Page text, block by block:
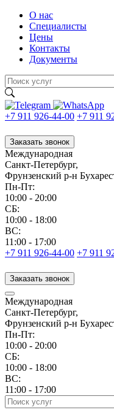
О нас
Специалисты
Цены
Контакты
Документы
+7 911 926-44-00 +7 911
Заказать звонок
Международная
Санкт-Петербург,
Фрунзенский р-н
Пн-Пт:
10:00 - 20:00
CБ:
10:00 - 18:00
ВС:
11:00 - 17:00
+7 911 926-44-00 +7 911
Заказать звонок
Международная
Санкт-Петербург,
Фрунзенский р-н
Пн-Пт:
10:00 - 20:00
CБ:
10:00 - 18:00
ВС:
11:00 - 17:00